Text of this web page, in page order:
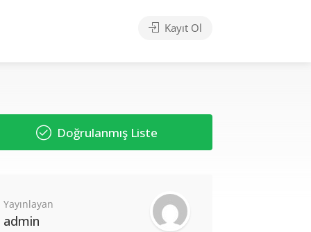
Kayıt Ol
Doğrulanmış Liste
Yayınlayan
admin